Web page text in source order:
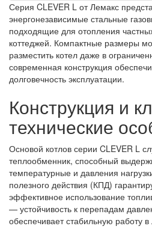
Серия CLEVER L от Лемакс
энергонезависимые стальные
подходящие для отопления
коттеджей. Компактные размеры
разместить котел даже в
современная конструкция
долговечность эксплуатации.
Конструкция и
технические
Основой котлов серии CLEVER L
теплообменник, способный
температурные и давления
полезного действия (КПД)
эффективное использование
— устойчивость к перепадам
обеспечивает стабильную работу